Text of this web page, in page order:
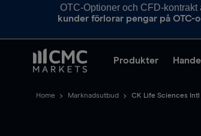
OTC-Optioner och CFD-
kunder förlorar pengar på
Produkter
Home Marknadsutbud CK Life Sciences Intl